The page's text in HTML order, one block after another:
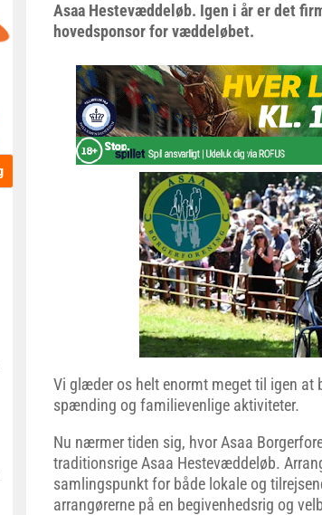
Asaa Hestevæddeløb. Igen i år er det
hovedsponsor for væddeløbet.
Vi glæder os helt enormt meget til igen at
spænding og familievenlige aktiviteter.
Nu nærmer tiden sig, hvor Asaa
traditionsrige Asaa Hestevæddeløb.
samlingspunkt for både lokale og
arrangørerne på en begivenhedsrig og